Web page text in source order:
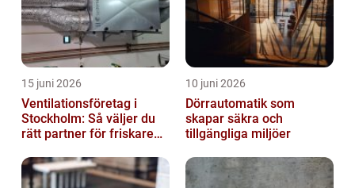
15 juni 2026
Ventilationsföretag i
Stockholm: Så väljer du
rätt partner för friskare
10 juni 2026
Dörrautomatik som
skapar säkra och
tillgängliga miljöer